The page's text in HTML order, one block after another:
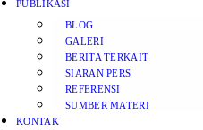
PUBLIKASI
BLOG
GALERI
BERITA TERKAIT
SIARAN PERS
REFERENSI
SUMBER MATERI
KONTAK